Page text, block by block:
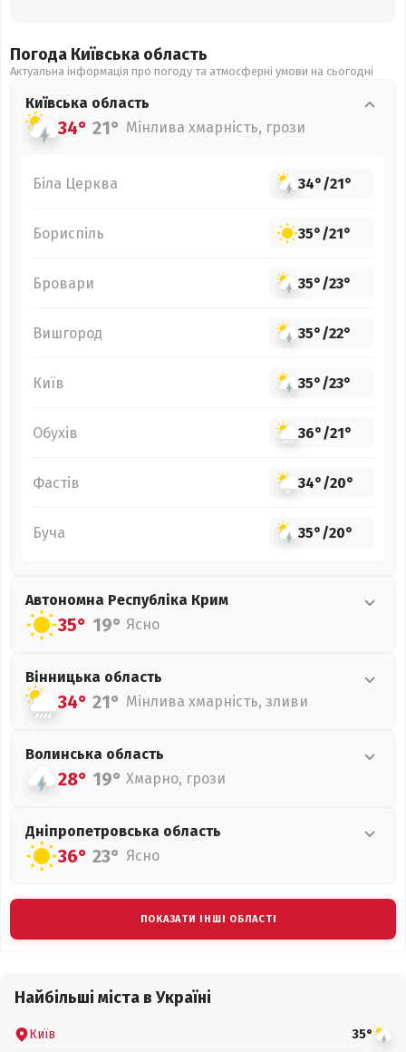
Погода Київська область
Актуальна інформація про погоду та атмосферні умови на сьогодні
Київська область
34° 21° Мінлива хмарність, грози
Біла Церква 34°/21°
Бориспіль 35°/21°
Бровари 35°/23°
Вишгород 35°/22°
Київ 35°/23°
Обухів 36°/21°
Фастів 34°/20°
Буча 35°/20°
Автономна Республіка Крим
35° 19° Ясно
Вінницька область
34° 21° Мінлива хмарність, зливи
Волинська область
28° 19° Хмарно, грози
Дніпропетровська область
36° 23° Ясно
ПОКАЗАТИ ІНШІ ОБЛАСТІ
Найбільші міста в Україні
Київ 35°